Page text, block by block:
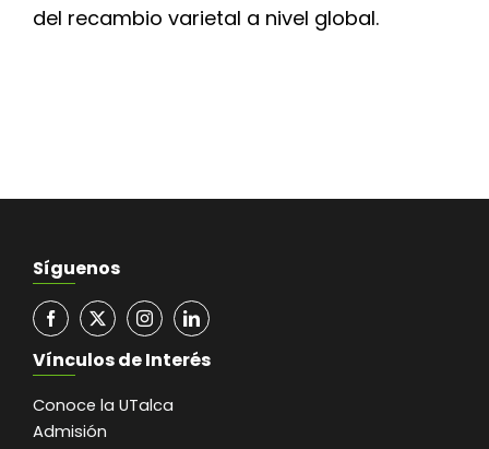
del recambio varietal a nivel global.
Síguenos
Vínculos de Interés
Conoce la UTalca
Admisión